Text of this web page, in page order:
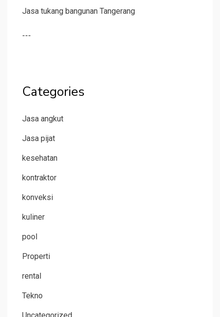
Jasa tukang bangunan Tangerang
---
Categories
Jasa angkut
Jasa pijat
kesehatan
kontraktor
konveksi
kuliner
pool
Properti
rental
Tekno
Uncategorized